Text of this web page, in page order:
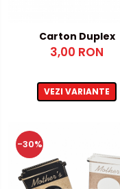
Carton Duplex
3,00 RON
VEZI VARIANTE
-30%